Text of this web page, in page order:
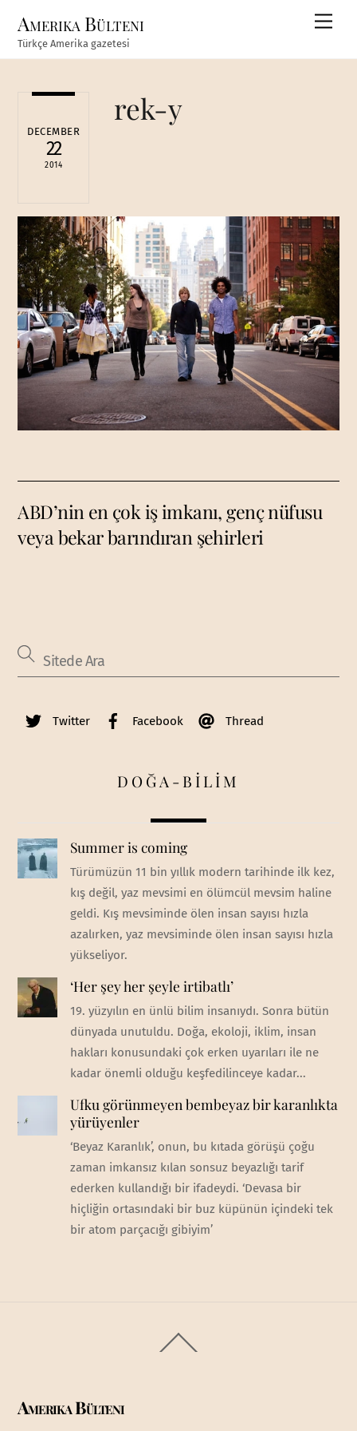
content
Amerika Bülteni
Türkçe Amerika gazetesi
DECEMBER
22
2014
rek-y
ABD’nin en çok iş imkanı, genç nüfusu
veya bekar barındıran şehirleri
Twitter Facebook Thread
DOĞA-BİLİM
Summer is coming
Türümüzün 11 bin yıllık modern tarihinde ilk kez,
kış değil, yaz mevsimi en ölümcül mevsim haline
geldi. Kış mevsiminde ölen insan sayısı hızla
azalırken, yaz mevsiminde ölen insan sayısı hızla
yükseliyor.
‘Her şey her şeyle irtibatlı’
19. yüzyılın en ünlü bilim insanıydı. Sonra bütün
dünyada unutuldu. Doğa, ekoloji, iklim, insan
hakları konusundaki çok erken uyarıları ile ne
kadar önemli olduğu keşfedilinceye kadar...
Ufku görünmeyen bembeyaz bir karanlıkta
yürüyenler
‘Beyaz Karanlık’, onun, bu kıtada görüşü çoğu
zaman imkansız kılan sonsuz beyazlığı tarif
ederken kullandığı bir ifadeydi. ‘Devasa bir
hiçliğin ortasındaki bir buz küpünün içindeki tek
bir atom parçacığı gibiyim’
To
Amerika Bülteni